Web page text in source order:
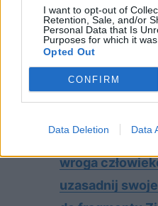
I want to opt-out of
Retention, Sale, and/or
Personal Data that Is
Purposes for which it was
Opted Out
CONFIRM
Data Deletion Data
Kre­acje
za­gad­nie­nie na
sła­wa Pru­sa.
uwzględ­nij
Miasto –
wroga
uzasadnij